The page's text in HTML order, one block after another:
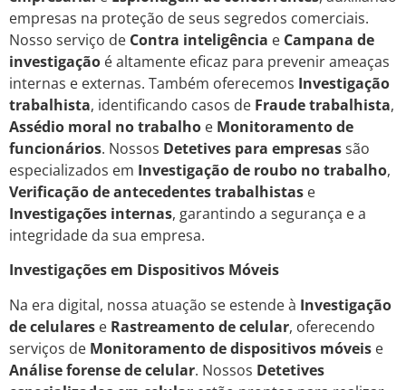
empresas na proteção de seus segredos comerciais.
Nosso serviço de Contra inteligência e Campana de
investigação é altamente eficaz para prevenir ameaças
internas e externas. Também oferecemos Investigação
trabalhista, identificando casos de Fraude trabalhista,
Assédio moral no trabalho e Monitoramento de
funcionários. Nossos Detetives para empresassão
especializados em Investigação de roubo no trabalho,
Verificação de antecedentes trabalhistas e
Investigações internas, garantindo a segurança e a
integridade da sua empresa.
Investigações em Dispositivos Móveis
Na era digital, nossa atuação se estende à Investigação
de celulares e Rastreamento de celular, oferecendo
serviços de Monitoramento de dispositivos móveis e
Análise forense de celular. Nossos Detetives